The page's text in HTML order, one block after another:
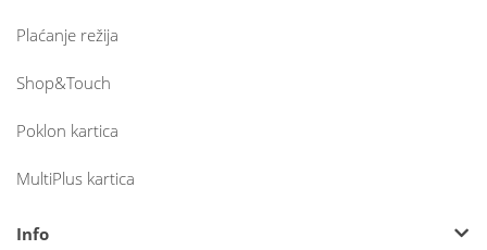
Plaćanje režija
Shop&Touch
Poklon kartica
MultiPlus kartica
Info